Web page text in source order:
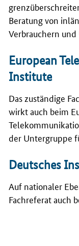
Beratung von
Verbrauchern
European
Institute
Das zuständige
wirkt auch beim
der Untergruppe
Deutsches
Auf nationaler
Fachreferat auch